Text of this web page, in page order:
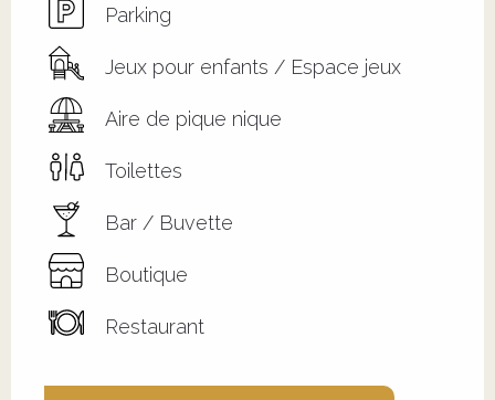
Parking
Jeux pour enfants / Espace jeux
Aire de pique nique
Toilettes
Bar / Buvette
Boutique
Restaurant